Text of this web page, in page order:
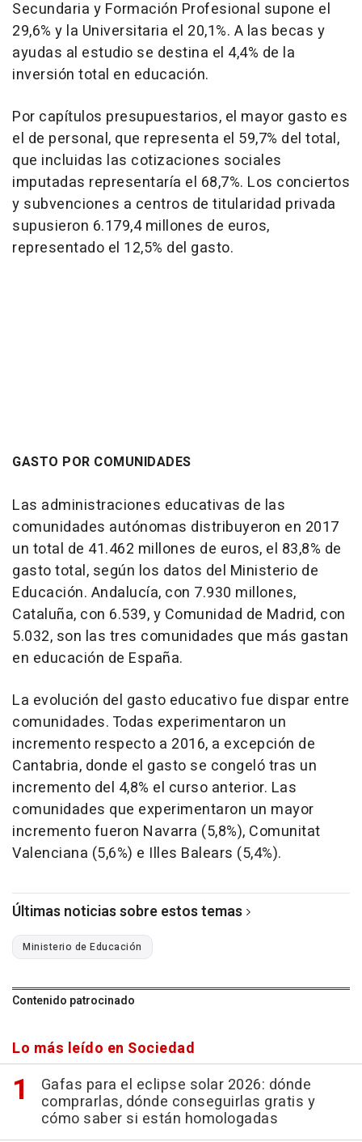
Secundaria y Formación Profesional supone el
29,6% y la Universitaria el 20,1%. A las becas y
ayudas al estudio se destina el 4,4% de la
inversión total en educación.
Por capítulos presupuestarios, el mayor gasto es
el de personal, que representa el 59,7% del total,
que incluidas las cotizaciones sociales
imputadas representaría el 68,7%. Los conciertos
y subvenciones a centros de titularidad privada
supusieron 6.179,4 millones de euros,
representado el 12,5% del gasto.
GASTO POR COMUNIDADES
Las administraciones educativas de las
comunidades autónomas distribuyeron en 2017
un total de 41.462 millones de euros, el 83,8% de
gasto total, según los datos del Ministerio de
Educación. Andalucía, con 7.930 millones,
Cataluña, con 6.539, y Comunidad de Madrid, con
5.032, son las tres comunidades que más gastan
en educación de España.
La evolución del gasto educativo fue dispar entre
comunidades. Todas experimentaron un
incremento respecto a 2016, a excepción de
Cantabria, donde el gasto se congeló tras un
incremento del 4,8% el curso anterior. Las
comunidades que experimentaron un mayor
incremento fueron Navarra (5,8%), Comunitat
Valenciana (5,6%) e Illes Balears (5,4%).
Últimas noticias sobre estos temas
Ministerio de Educación
Contenido patrocinado
Lo más leído en Sociedad
Gafas para el eclipse solar 2026: dónde
comprarlas, dónde conseguirlas gratis y
cómo saber si están homologadas